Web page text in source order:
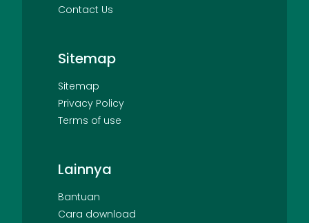
Contact Us
Sitemap
Sitemap
Privacy Policy
Terms of use
Lainnya
Bantuan
Cara download